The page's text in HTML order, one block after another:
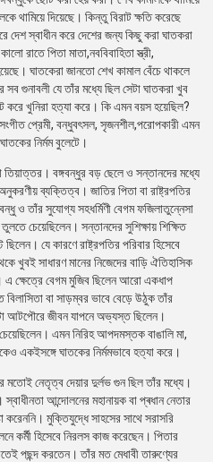
থামিয়ে দিয়েছে। কিন্তু বিরাট ক্ষতি করেছে
দেশ স্বাধীন করে দেশের জন্য কিছু করা ঘাতকরা
রাতে পিতা মাতা,নববিবাহিতা স্ত্রী,
ঘাতকেরা জানতো শেখ কামাল বেঁচে থাকলে
গুনাবলী যে তাঁর মধ্যে ছিল সেটা ঘাতকরা খুব
করে খুনিরা হত্যা করে। কি এমন বয়স হয়েছিল?
প্রেমী, বন্ধুবৎসল, সৃজনশীল,পরোপকারী এমন
নির্মম বুলেটে।
বঙ্গবন্ধুর বড় ছেলে ও সন্তানদের মধ্যে
ব্যক্তিত্ব। জাতির পিতা বা রাষ্ট্রপতির
ও তাঁর সুযোগ্য সহধর্মিণী বেগম ফজিলাতুন্নেসা
চেয়েছিলেন। সন্তানদের সুশিক্ষায় শিক্ষিত
যে কারণে রাষ্ট্রপতির পরিবার হিসেবে
খুবই সাধারণ মানের নিজেদের বাড়ি ঐতিহাসিক
এ ক্ষেত্রে বেগম মুজিব ছিলেন আরো একধাপ
বা সাড়ম্বর ভাবে বেড়ে উঠুক তাঁর
আটপৌরে জীবন যাপনে অভ্যস্ত ছিলেন।
এমন নিরিহ আপদমস্তক বাঙালি মা,
একইসঙ্গে ঘাতকের নির্মমভাবে হত্যা করে।
মতোই নেতৃত্ব দেয়ার দুর্লভ গুন ছিল তাঁর মধ্যে।
আন্দোলনের মহানায়ক বা প্ৰধান নেতার
করেননি। মুক্তিযুদ্ধে সাহসের সাথে সরাসরি
হিসেবে নিরলস কাজ করেছেন। পিতার
পছন্দ করতেন। তাঁর মত মেধাবী তারুণ্যের